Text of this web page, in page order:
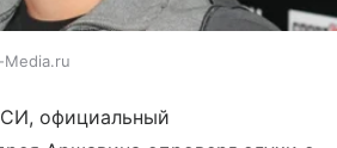
официальный